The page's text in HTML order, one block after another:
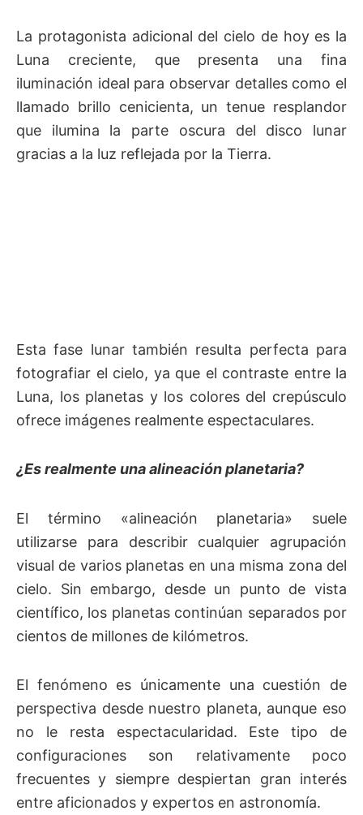
La protagonista adicional del cielo de hoy es la
Luna creciente, que presenta una fina
iluminación ideal para observar detalles como el
llamado brillo cenicienta, un tenue resplandor
que ilumina la parte oscura del disco lunar
gracias a la luz reflejada por la Tierra.
Esta fase lunar también resulta perfecta para
fotografiar el cielo, ya que el contraste entre la
Luna, los planetas y los colores del crepúsculo
ofrece imágenes realmente espectaculares.
¿Es realmente una alineación planetaria?
El término «alineación planetaria» suele
utilizarse para describir cualquier agrupación
visual de varios planetas en una misma zona del
cielo. Sin embargo, desde un punto de vista
científico, los planetas continúan separados por
cientos de millones de kilómetros.
El fenómeno es únicamente una cuestión de
perspectiva desde nuestro planeta, aunque eso
no le resta espectacularidad. Este tipo de
configuraciones son relativamente poco
frecuentes y siempre despiertan gran interés
entre aficionados y expertos en astronomía.